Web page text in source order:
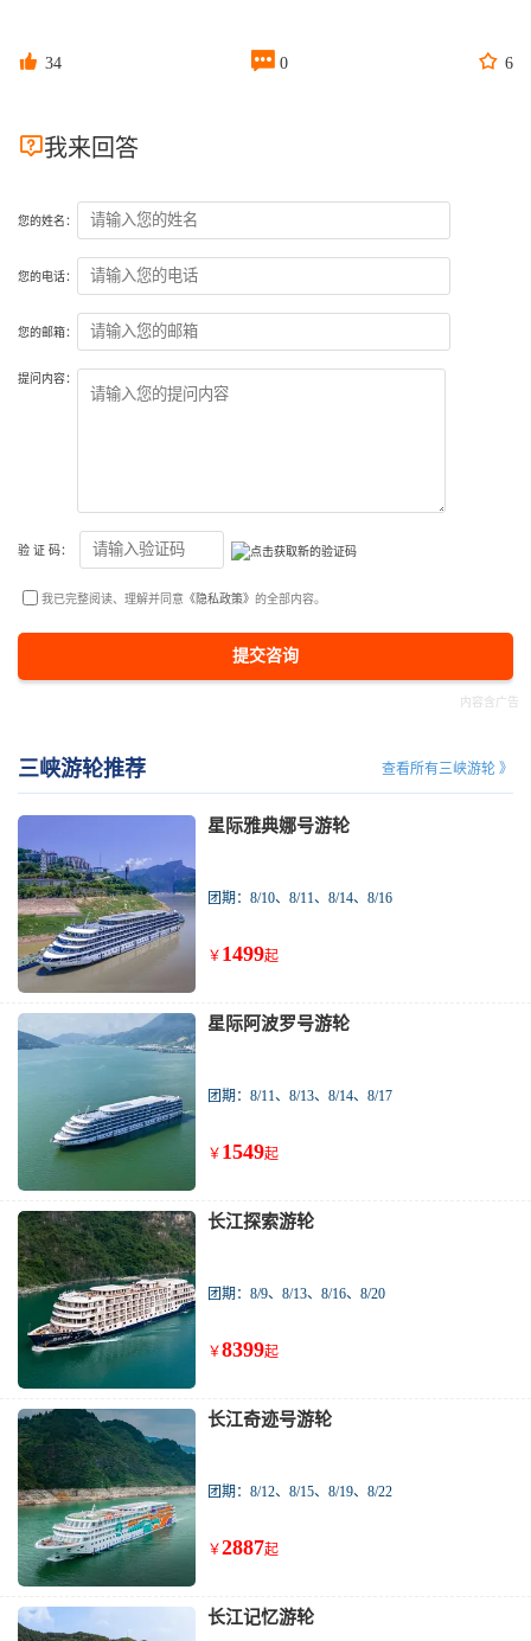
 34  0  6
我来回答
您的姓名：
您的电话：
您的邮箱：
提问内容：
验 证 码：
我已完整阅读、理解并同意 《隐私政策》 的全部内容。
提交咨询
三峡游轮推荐 查看所有三峡游轮 》
星际雅典娜号游轮
团期：8/10、8/11、8/14、8/16
￥ 1499起
星际阿波罗号游轮
团期：8/11、8/13、8/14、8/17
￥ 1549起
长江探索游轮
团期：8/9、8/13、8/16、8/20
￥8399起
长江奇迹号游轮
团期：8/12、8/15、8/19、8/22
￥2887起
长江记忆游轮